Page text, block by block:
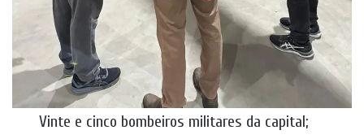
Vinte e cinco bombeiros militares da capital;